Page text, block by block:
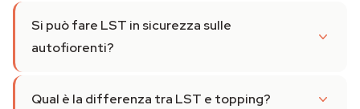
Si può fare LST in sicurezza sulle
autofiorenti?
Qual è la differenza tra LST e topping?